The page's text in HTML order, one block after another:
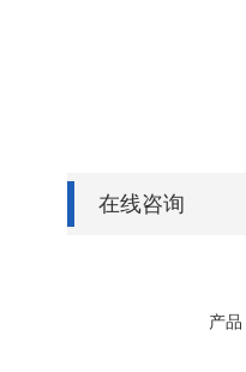
在线咨询
产品